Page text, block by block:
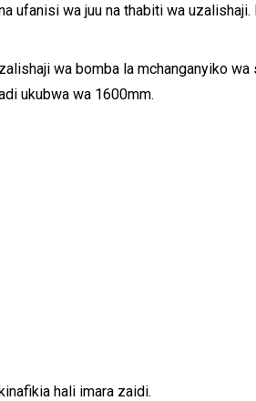
ufanisi wa juu na thabiti wa
wa bomba la mchanganyiko wa
ukubwa wa 1600mm.
hali imara zaidi.